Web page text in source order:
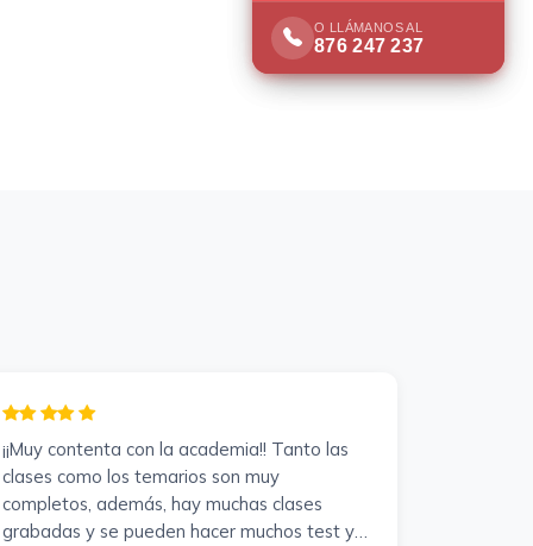
O LLÁMANOS AL
876 247 237
¡¡Muy contenta con la academia!! Tanto las
clases como los temarios son muy
completos, además, hay muchas clases
grabadas y se pueden hacer muchos test y
O LLÁMANOS AL
876 247 237